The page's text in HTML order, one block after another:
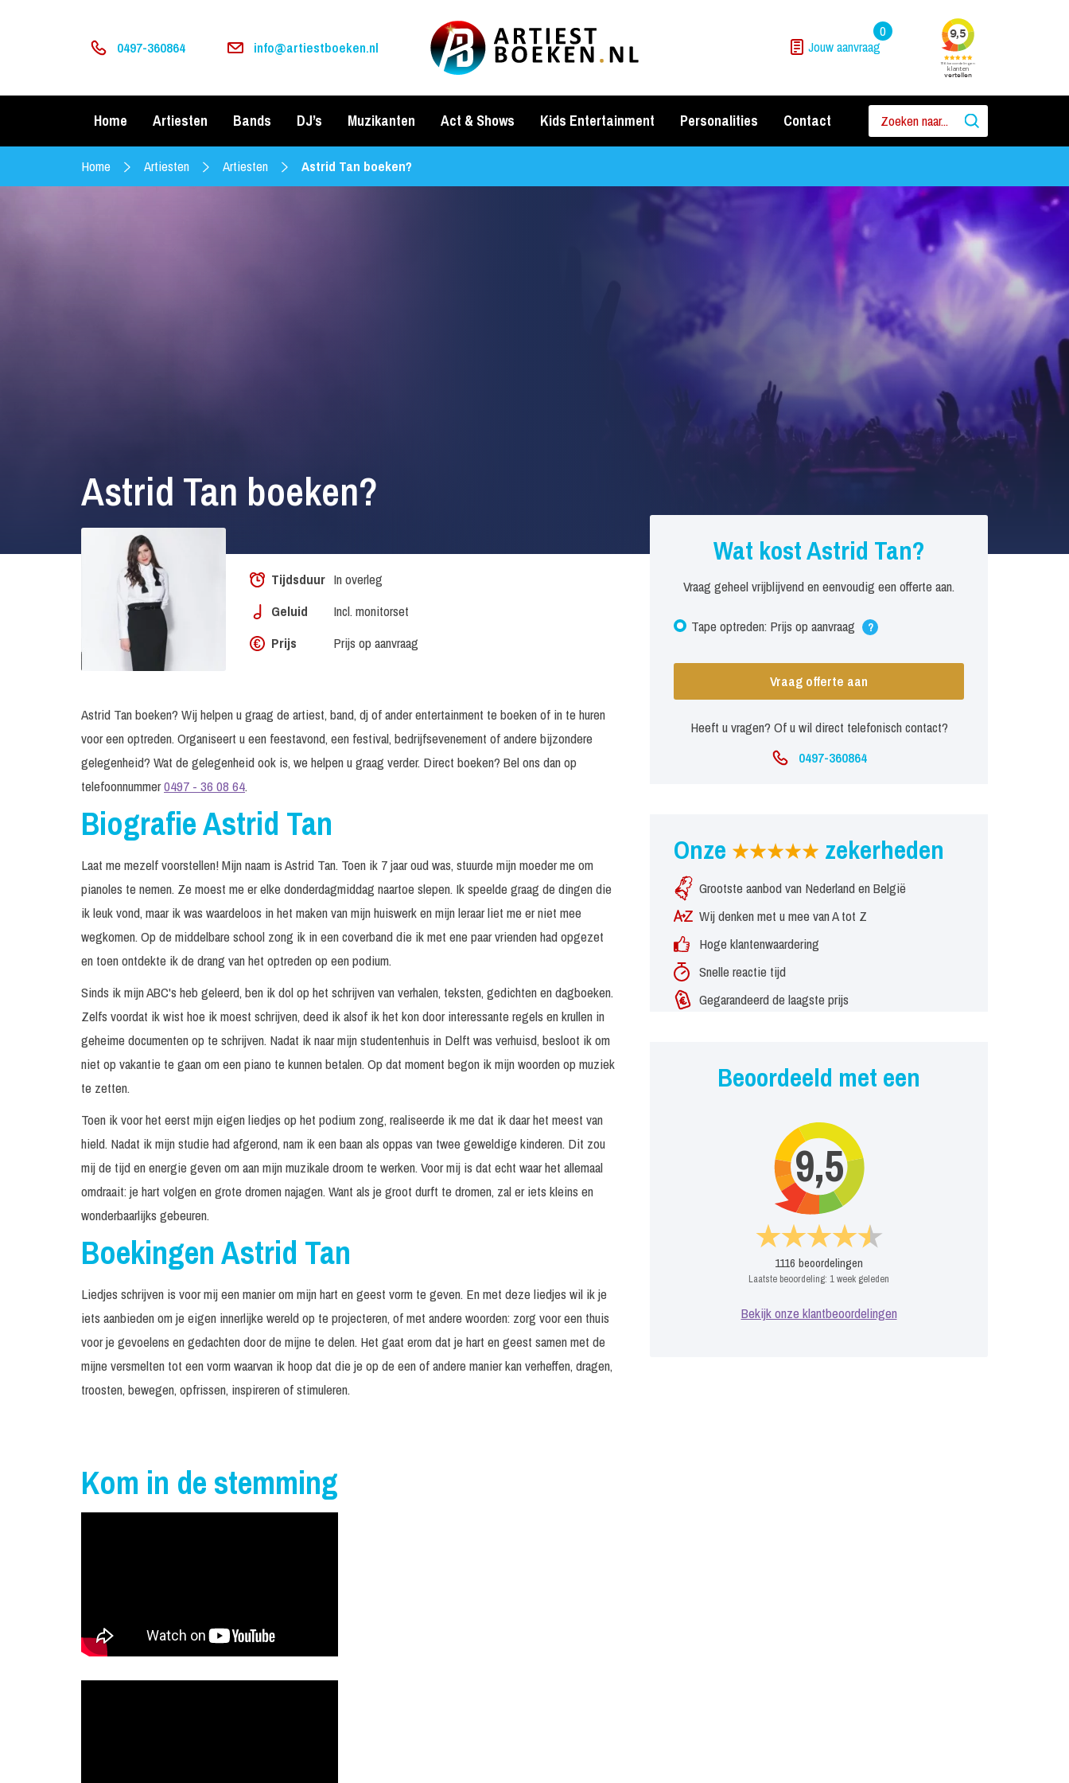
0497-360864 info@artiestboeken.nl Jouw aanvraag
0
Home Artiesten Bands DJ’s Muzikanten Act & Shows Kids Entertainment Personalities Contact
Home Artiesten Artiesten Astrid Tan boeken?
Astrid Tan boeken?
Tijdsduur In overleg
Geluid
Incl. monitorset
Prijs
Prijs op aanvraag
Astrid Tan boeken? Wij helpen u graag de artiest, band, dj of ander entertainment te boeken of in te huren
voor een optreden. Organiseert u een feestavond, een festival, bedrijfsevenement of andere bijzondere
gelegenheid? Wat de gelegenheid ook is, we helpen u graag verder. Direct boeken? Bel ons dan op
telefoonnummer0497 - 36 08 64.
Biografie Astrid Tan
Laat me mezelf voorstellen! Mijn naam is Astrid Tan. Toen ik 7 jaar oud was, stuurde mijn moeder me om
pianoles te nemen. Ze moest me er elke donderdagmiddag naartoe slepen. Ik speelde graag de dingen die
ik leuk vond, maar ik was waardeloos in het maken van mijn huiswerk en mijn leraar liet me er niet mee
wegkomen. Op de middelbare school zong ik in een coverband die ik met ene paar vrienden had opgezet
en toen ontdekte ik de drang van het optreden op een podium.
Sinds ik mijn ABC's heb geleerd, ben ik dol op het schrijven van verhalen, teksten, gedichten en dagboeken.
Zelfs voordat ik wist hoe ik moest schrijven, deed ik alsof ik het kon door interessante regels en krullen in
geheime documenten op te schrijven. Nadat ik naar mijn studentenhuis in Delft was verhuisd, besloot ik om
niet op vakantie te gaan om een piano te kunnen betalen. Op dat moment begon ik mijn woorden op muziek
te zetten.
Toen ik voor het eerst mijn eigen liedjes op het podium zong, realiseerde ik me dat ik daar het meest van
hield. Nadat ik mijn studie had afgerond, nam ik een baan als oppas van twee geweldige kinderen. Dit zou
mij de tijd en energie geven om aan mijn muzikale droom te werken. Voor mij is dat echt waar het allemaal
omdraait: je hart volgen en grote dromen najagen. Want als je groot durft te dromen, zal er iets kleins en
wonderbaarlijks gebeuren.
Boekingen Astrid Tan
Liedjes schrijven is voor mij een manier om mijn hart en geest vorm te geven. En met deze liedjes wil ik je
iets aanbieden om je eigen innerlijke wereld op te projecteren, of met andere woorden: zorg voor een thuis
voor je gevoelens en gedachten door de mijne te delen. Het gaat erom dat je hart en geest samen met de
mijne versmelten tot een vorm waarvan ik hoop dat die je op de een of andere manier kan verheffen, dragen,
troosten, bewegen, opfrissen, inspireren of stimuleren.
Kom in de stemming
Wat kost Astrid Tan?
Vraag geheel vrijblijvend en eenvoudig een offerte aan.
Tape optreden: Prijs op aanvraag ?
Vraag offerte aan
Heeft u vragen? Of u wil direct telefonisch contact?
0497-360864
Onze zekerheden
Grootste aanbod van Nederland en België
Wij denken met u mee van A tot Z
Hoge klantenwaardering
Snelle reactie tijd
Gegarandeerd de laagste prijs
Beoordeeld met een
9,5
1116 beoordelingen
Laatste beoordeling: 1 week geleden
Bekijk onze klantbeoordelingen